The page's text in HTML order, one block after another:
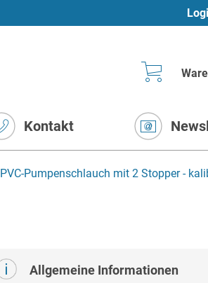
Kontakt
PVC-Pumpenschlauch mit 2 Stopper -
Allgemeine Informationen